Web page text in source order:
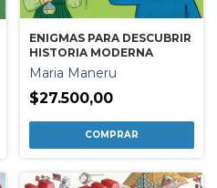
ENIGMAS PARA DESCUBRIR
HISTORIA MODERNA
Maria Maneru
$27.500,00